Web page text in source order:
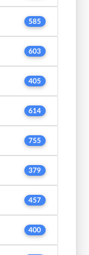
585
603
405
614
755
379
457
400